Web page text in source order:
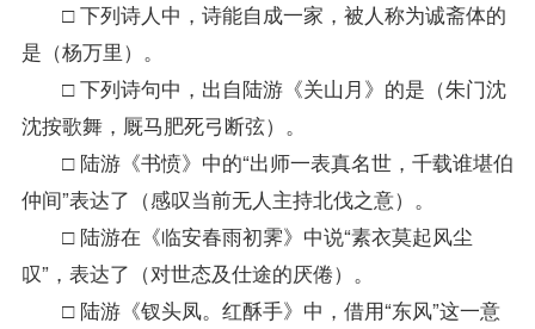
□ 下列诗人中，诗能自成一家，被人称为诚斋体的
是（杨万里）。
□ 下列诗句中，出自陆游《关山月》的是（朱门沈
沈按歌舞，厩马肥死弓断弦）。
□ 陆游《书愤》中的“出师一表真名世，千载谁堪伯
仲间”表达了（感叹当前无人主持北伐之意）。
□ 陆游在《临安春雨初霁》中说“素衣莫起风尘
叹”，表达了（对世态及仕途的厌倦）。
□ 陆游《钗头凤。红酥手》中，借用“东风”这一意